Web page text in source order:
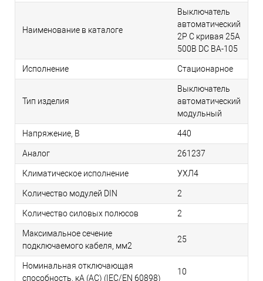
Наименование в каталоге
Выключатель
автоматический
2P C кривая 25A
500В DC ВА-105
Исполнение Стационарное
Тип изделия
Выключатель
автоматический
модульный
Напряжение, В 440
Аналог 261237
Климатическое исполнение УХЛ4
Количество модулей DIN 2
Количество силовых полюсов 2
Максимальное сечение
подключаемого кабеля, мм2
25
Номинальная отключающая
способность, кA (AC) (IEC/EN 60898)
10